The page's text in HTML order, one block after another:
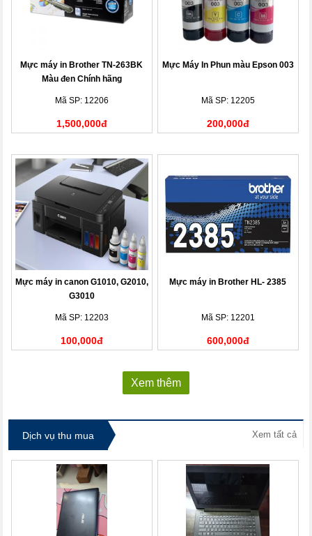
Mực máy in Brother TN-263BK
Màu đen Chính hãng
Mã SP: 12206
1,500,000đ
Mực Máy In Phun màu Epson 003
Mã SP: 12205
200,000đ
Mực máy in canon G1010, G2010,
G3010
Mã SP: 12203
100,000đ
Mực máy in Brother HL- 2385
Mã SP: 12201
600,000đ
Xem thêm
Dịch vụ thu mua Xem tất cả